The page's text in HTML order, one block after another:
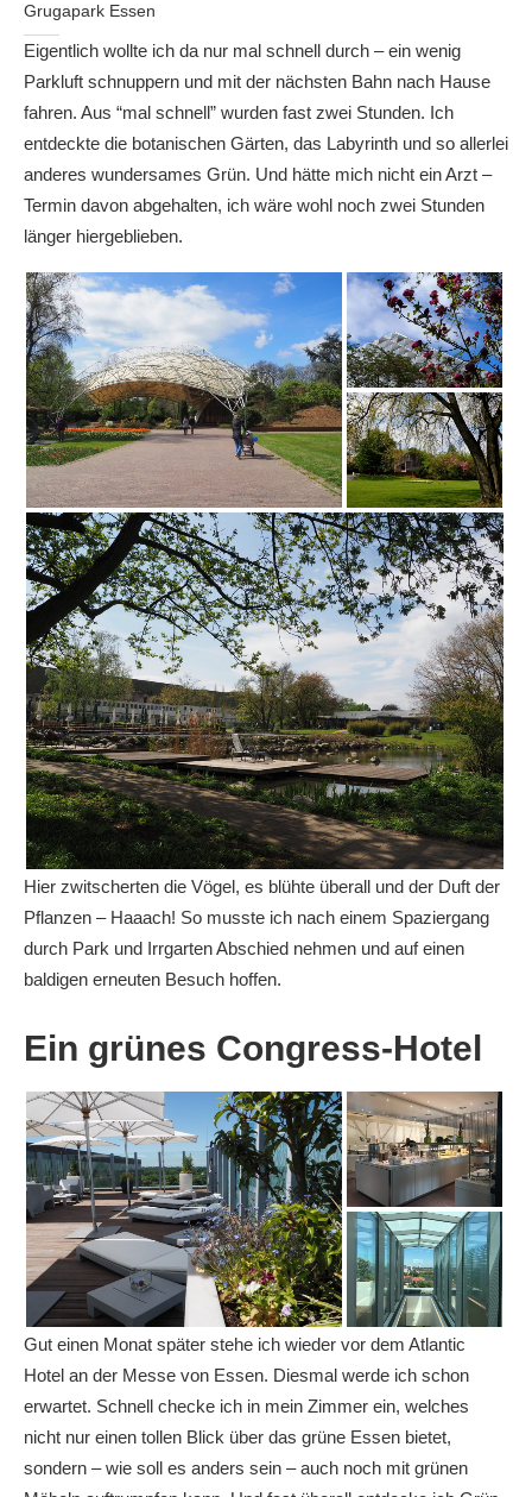
Grugapark Essen
Eigentlich wollte ich da nur mal schnell durch – ein wenig
Parkluft schnuppern und mit der nächsten Bahn nach Hause
fahren. Aus “mal schnell” wurden fast zwei Stunden. Ich
entdeckte die botanischen Gärten, das Labyrinth und so allerlei
anderes wundersames Grün. Und hätte mich nicht ein Arzt –
Termin davon abgehalten, ich wäre wohl noch zwei Stunden
länger hiergeblieben.
Hier zwitscherten die Vögel, es blühte überall und der Duft der
Pflanzen – Haaach! So musste ich nach einem Spaziergang
durch Park und Irrgarten Abschied nehmen und auf einen
baldigen erneuten Besuch hoffen.
Ein grünes Congress-Hotel
Gut einen Monat später stehe ich wieder vor dem Atlantic
Hotel an der Messe von Essen. Diesmal werde ich schon
erwartet. Schnell checke ich in mein Zimmer ein, welches
nicht nur einen tollen Blick über das grüne Essen bietet,
sondern – wie soll es anders sein – auch noch mit grünen